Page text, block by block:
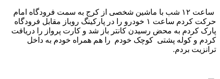
ساعت ۱۲ شب با ماشین شخصی از کرج به سمت فرودگاه امام
حرکت کردم ساعت ۱ خودرو را در پارکینگ روباز مقابل فرودگاه
پارک کردم به محض رسیدن کانتر باز شد و کارت پرواز را دریافت
کردم و کوله پشتی کوچک خودم را هم همراه خودم به داخل
ترانزیت بردم.